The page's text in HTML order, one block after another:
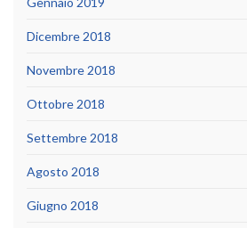
Dicembre 2018
Novembre 2018
Ottobre 2018
Settembre 2018
Agosto 2018
Giugno 2018